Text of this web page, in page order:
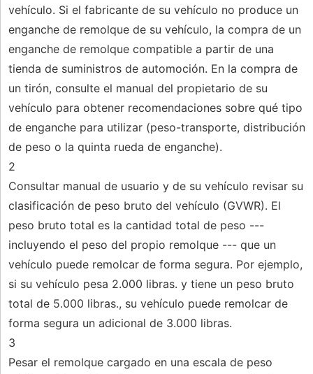
vehículo. Si el fabricante de su vehículo no produce un
enganche de remolque de su vehículo, la compra de un
enganche de remolque compatible a partir de una
tienda de suministros de automoción. En la compra de
un tirón, consulte el manual del propietario de su
vehículo para obtener recomendaciones sobre qué tipo
de enganche para utilizar (peso-transporte, distribución
de peso o la quinta rueda de enganche).
2
Consultar manual de usuario y de su vehículo revisar su
clasificación de peso bruto del vehículo (GVWR). El
peso bruto total es la cantidad total de peso ---
incluyendo el peso del propio remolque --- que un
vehículo puede remolcar de forma segura. Por ejemplo,
si su vehículo pesa 2.000 libras. y tiene un peso bruto
total de 5.000 libras., su vehículo puede remolcar de
forma segura un adicional de 3.000 libras.
3
Pesar el remolque cargado en una escala de peso